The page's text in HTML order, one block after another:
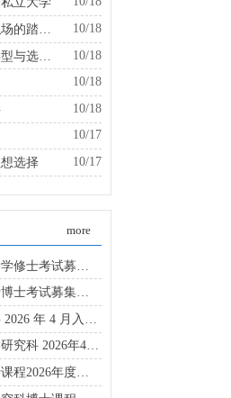
10/18
10/18
10/18
10/18
10/17
选择
10/17
more
早稻田大学研究生院经济学研究科 2026年4月入学考试指南